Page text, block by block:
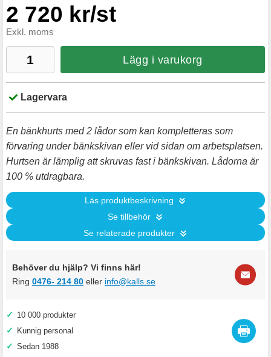
2 720 kr/st
Exkl. moms
Lägg i varukorg
Lagervara
En bänkhurts med 2 lådor som kan kompletteras som
förvaring under bänkskivan eller vid sidan om arbetsplatsen.
Hurtsen är lämplig att skruvas fast i bänkskivan. Lådorna är
100 % utdragbara.
Läs produktbeskrivning
Se tillbehör
Se relaterade produkter
Behöver du hjälp? Vi finns här!
Ring 0476- 214 80 eller info@kalls.se
✓ 10 000 produkter
✓ Kunnig personal
✓ Sedan 1988